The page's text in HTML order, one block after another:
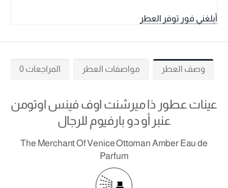
أبلغني فور توفر العطر
وصف العطر مواصفات العطر المراجعات 0
عينات عطور ذا ميرشنت اوف فينس اوتومن
عنبر أو دو بارفيوم للرجال
The Merchant Of Venice Ottoman Amber Eau de
Parfum